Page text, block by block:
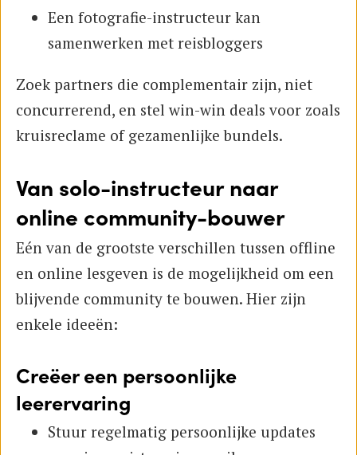
Een fotografie-instructeur kan
samenwerken met reisbloggers
Zoek partners die complementair zijn, niet
concurrerend, en stel win-win deals voor zoals
kruisreclame of gezamenlijke bundels.
Van solo-instructeur naar
online community-bouwer
Eén van de grootste verschillen tussen offline
en online lesgeven is de mogelijkheid om een
blijvende community te bouwen. Hier zijn
enkele ideeën:
Creëer een persoonlijke
leerervaring
Stuur regelmatig persoonlijke updates